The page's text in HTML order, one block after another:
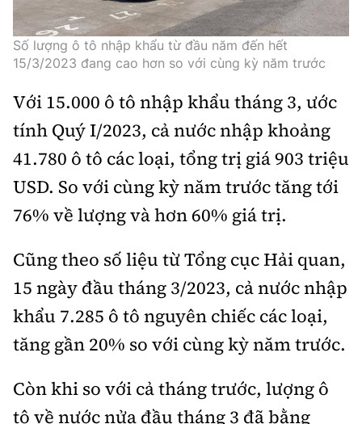
Hotline: 0967 376 459;
Liên hệ quảng cáo phát hành: 0915.057.282
Email:bandoc@baoxaydung.vn
Thông tin tòa soạn
Số lượng ô tô nhập khẩu từ đầu năm đến hết
15/3/2023 đang cao hơn so với cùng kỳ năm trước
Với 15.000 ô tô nhập khẩu tháng 3, ước
tính Quý I/2023, cả nước nhập khoảng
41.780 ô tô các loại, tổng trị giá 903 triệu
USD. So với cùng kỳ năm trước tăng tới
76% về lượng và hơn 60% giá trị.
Cũng theo số liệu từ Tổng cục Hải quan,
15 ngày đầu tháng 3/2023, cả nước nhập
khẩu 7.285 ô tô nguyên chiếc các loại,
tăng gần 20% so với cùng kỳ năm trước.
Còn khi so với cả tháng trước, lượng ô
tô về nước nửa đầu tháng 3 đã bằng